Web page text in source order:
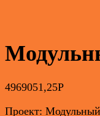
4969051,25Р
Проект: